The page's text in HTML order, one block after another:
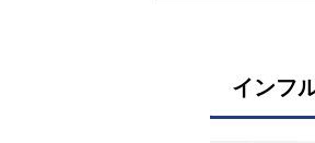
インフ